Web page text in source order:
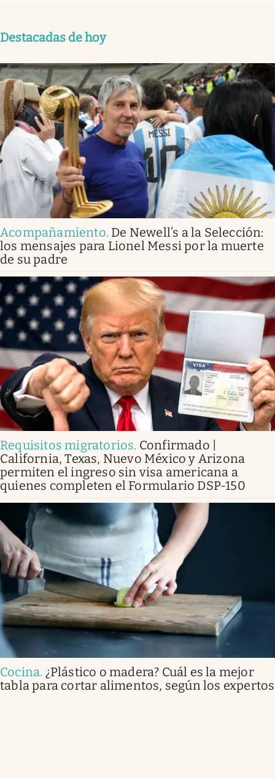
Destacadas de hoy
Acompañamiento. De Newell’s a la Selección:
los mensajes para Lionel Messi por la muerte
de su padre
Requisitos migratorios. Confirmado |
California, Texas, Nuevo México y Arizona
permiten el ingreso sin visa americana a
quienes completen el Formulario DSP-150
Cocina. ¿Plástico o madera? Cuál es la mejor
tabla para cortar alimentos, según los expertos